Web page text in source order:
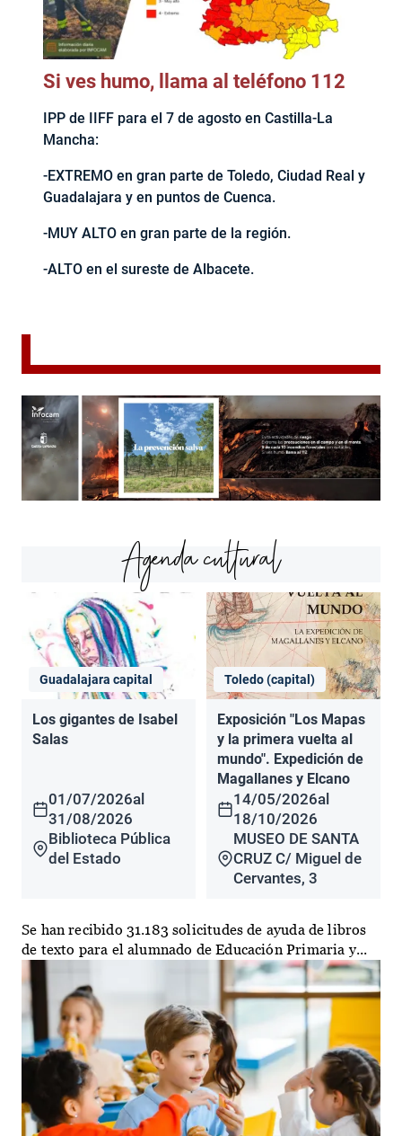
Si ves humo, llama al teléfono 112
IPP de IIFF para el 7 de agosto en Castilla-La
Mancha:
-EXTREMO en gran parte de Toledo, Ciudad Real y
Guadalajara y en puntos de Cuenca.
-MUY ALTO en gran parte de la región.
-ALTO en el sureste de Albacete.
Agenda cultural
Guadalajara capital
Los gigantes de Isabel
Salas
01/07/2026al
31/08/2026
Biblioteca Pública
del Estado
Toledo (capital)
Exposición "Los Mapas
y la primera vuelta al
mundo". Expedición de
Magallanes y Elcano
14/05/2026al
18/10/2026
MUSEO DE SANTA
CRUZ C/ Miguel de
Cervantes, 3
Se han recibido 31.183 solicitudes de ayuda de libros
de texto para el alumnado de Educación Primaria y...